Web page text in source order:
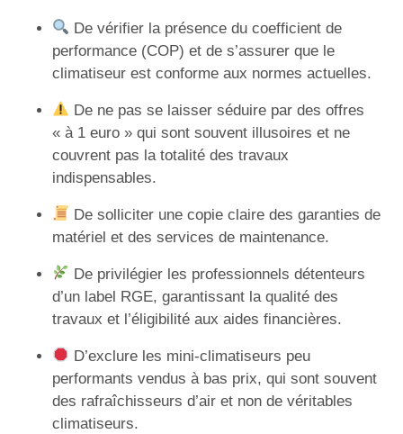
De vérifier la présence du coefficient de
performance (COP) et de s’assurer que le
climatiseur est conforme aux normes actuelles.
De ne pas se laisser séduire par des offres
« à 1 euro » qui sont souvent illusoires et ne
couvrent pas la totalité des travaux
indispensables.
De solliciter une copie claire des garanties de
matériel et des services de maintenance.
De privilégier les professionnels détenteurs
d’un label RGE, garantissant la qualité des
travaux et l’éligibilité aux aides financières.
D’exclure les mini-climatiseurs peu
performants vendus à bas prix, qui sont souvent
des rafraîchisseurs d’air et non de véritables
climatiseurs.